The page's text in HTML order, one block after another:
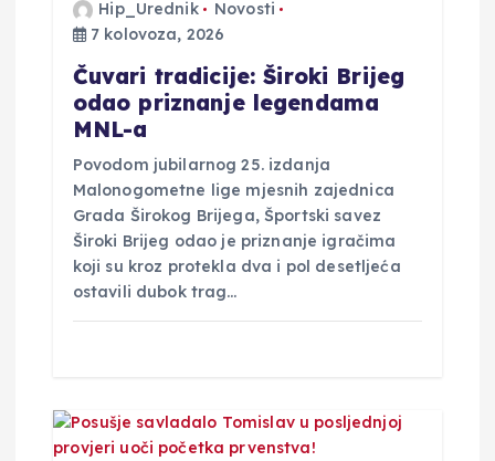
Hip_Urednik
Novosti
7 kolovoza, 2026
Čuvari tradicije: Široki Brijeg
odao priznanje legendama
MNL-a
Povodom jubilarnog 25. izdanja
Malonogometne lige mjesnih zajednica
Grada Širokog Brijega, Športski savez
Široki Brijeg odao je priznanje igračima
koji su kroz protekla dva i pol desetljeća
ostavili dubok trag…